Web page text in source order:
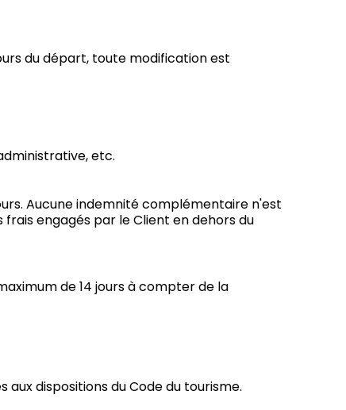
du départ, toute modification est
etc.
Aucune indemnité complémentaire n'est
engagés par le Client en dehors du
de 14 jours à compter de la
dispositions du Code du tourisme.